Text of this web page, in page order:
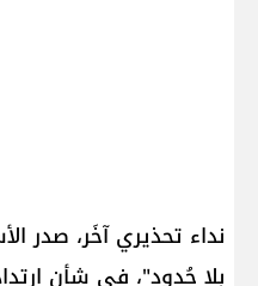
نداء تحذيري آخَر، صدر
بلا حُدود"، في شأن